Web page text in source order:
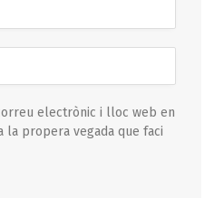
electrònic i lloc web en
la propera vegada que faci